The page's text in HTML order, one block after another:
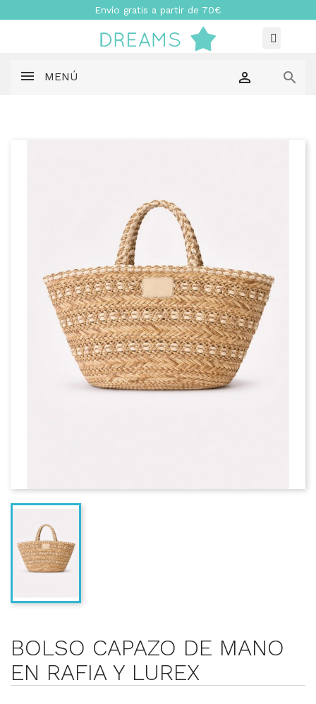
Envío gratis a partir de 70€
MENÚ  
BOLSO CAPAZO DE MANO
EN RAFIA Y LUREX